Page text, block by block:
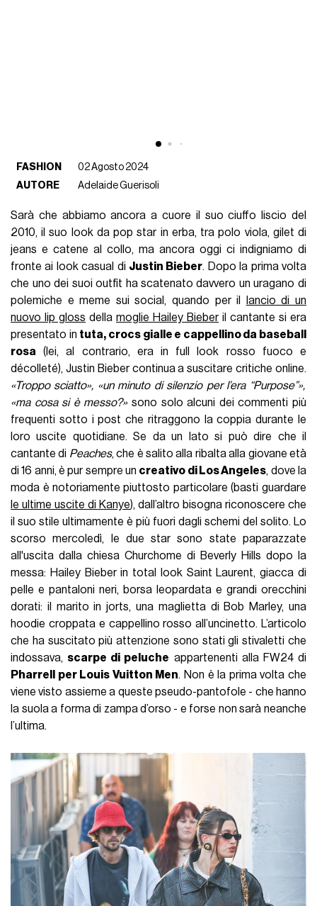
FASHION
02 Agosto 2024
AUTORE
Adelaide Guerisoli
Sarà che abbiamo ancora a cuore il suo ciuffo liscio del
2010, il suo look da pop star in erba, tra polo viola, gilet di
jeans e catene al collo, ma ancora oggi ci indigniamo di
fronte ai look casual di Justin Bieber. Dopo la prima volta
che uno dei suoi outfit ha scatenato davvero un uragano di
polemiche e meme sui social, quando per il
lancio di un
nuovo lip gloss dellamoglie Hailey Bieberil cantante si era
presentato in tuta, crocs gialle e cappellino da baseball
rosa (lei, al contrario, era in full look rosso fuoco e
décolleté), Justin Bieber continua a suscitare critiche online.
«Troppo sciatto», «un minuto di silenzio per l’era “Purpose”»,
«ma cosa si è messo?»sono solo alcuni dei commenti più
frequenti sotto i post che ritraggono la coppia durante le
loro uscite quotidiane. Se da un lato si può dire che il
cantante di Peaches, che è salito alla ribalta alla giovane età
di 16 anni, è pur sempre un creativo di Los Angeles, dove la
moda è notoriamente piuttosto particolare (basti guardare
le ultime uscite di Kanye), dall’altro bisogna riconoscere che
il suo stile ultimamente è più fuori dagli schemi del solito. Lo
scorso mercoledì, le due star sono state paparazzate
all'uscita dalla chiesa Churchome di Beverly Hills dopo la
messa: Hailey Bieber in total look Saint Laurent, giacca di
pelle e pantaloni neri, borsa leopardata e grandi orecchini
dorati: il marito in jorts, una maglietta di Bob Marley, una
hoodie croppata e cappellino rosso all’uncinetto. L’articolo
che ha suscitato più attenzione sono stati gli stivaletti che
indossava, scarpe di peluche appartenenti alla FW24 di
Pharrell per Louis Vuitton Men. Non è la prima volta che
viene visto assieme a queste pseudo-pantofole - che hanno
la suola a forma di zampa d’orso - e forse non sarà neanche
l’ultima.